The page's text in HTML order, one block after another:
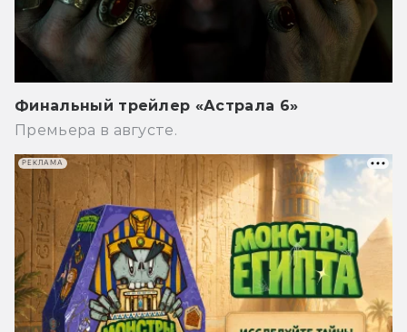
Финальный трейлер «Астрала 6»
Премьера в августе.
РЕКЛАМА